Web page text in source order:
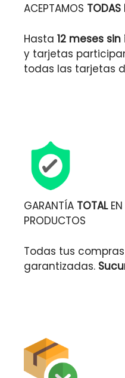
ACEPTAMOS TODAS
Hasta 12 meses
y tarjetas
todas las tarjetas
GARANTÍA TOTALEN
PRODUCTOS
Todas tus compras
garantizadas.